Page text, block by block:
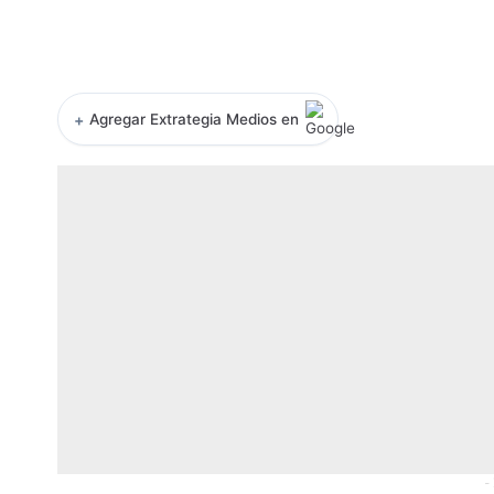
+ Agregar Extrategia Medios en
-